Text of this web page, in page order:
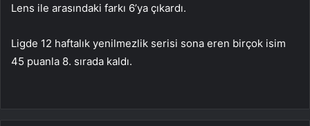
Lens ile arasındaki farkı 6’ya çıkardı.
Ligde 12 haftalık yenilmezlik serisi sona eren birçok isim
45 puanla 8. sırada kaldı.